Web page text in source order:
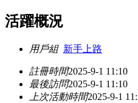
活躍概況
用戶組 新手上路
註冊時間2025-9-1 11:10
最後訪問2025-9-1 11:10
上次活動時間2025-9-1